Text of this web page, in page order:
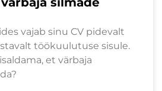
vajab sinu CV pidevalt
töökuulutuse sisule.
et värbaja